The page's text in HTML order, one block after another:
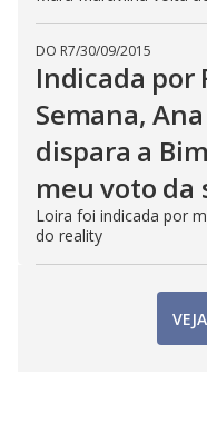
DO R7/30/09/2015
Indicada por
Semana,
dispara a
meu voto da
Loira foi indicada por
do reality